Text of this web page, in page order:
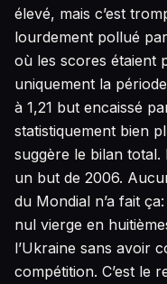
élevé, mais c’est
lourdement pollué
où les scores étaient
uniquement la
à 1,21 but encaissé
statistiquement bien
suggère le bilan total.
un but de 2006.
du Mondial n’a fait
nul vierge en
l’Ukraine sans avoir
compétition. C’est le